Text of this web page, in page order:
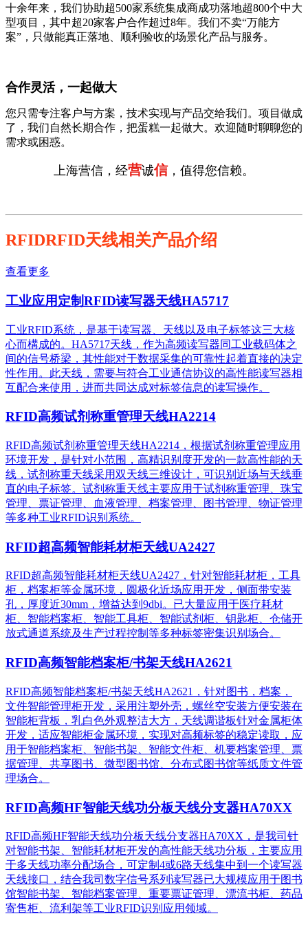
十余年来，我们协助超500家系统集成商成功落地超800个中大
型项目，其中超20家客户合作超过8年。我们不卖“万能方
案”，只做能真正落地、顺利验收的场景化产品与服务。
合作灵活，一起做大
您只需专注客户与方案，技术实现与产品交给我们。项目做成
了，我们自然长期合作，把蛋糕一起做大。欢迎随时聊聊您的
需求或困惑。
上海营信，经营诚信，值得您信赖。
RFIDRFID天线相关产品介绍
查看更多
工业应用定制RFID读写器天线HA5717
工业RFID系统，是基于读写器、天线以及电子标签这三大核
心而構成的。HA5717天线，作为高频读写器同工业载码体之
间的信号桥梁，其性能对于数据采集的可靠性起着直接的决定
性作用。此天线，需要与符合工业通信协议的高性能读写器相
互配合来使用，进而共同达成对标签信息的读写操作。
RFID高频试剂称重管理天线HA2214
RFID高频试剂称重管理天线HA2214，根据试剂称重管理应用
环境开发，是针对小范围，高精识别度开发的一款高性能的天
线，试剂称重天线采用双天线三维设计，可识别近场与天线垂
直的电子标签。试剂称重天线主要应用于试剂称重管理、珠宝
管理、票证管理、血液管理、档案管理、图书管理、物证管理
等多种工业RFID识别系统。
RFID超高频智能耗材柜天线UA2427
RFID超高频智能耗材柜天线UA2427，针对智能耗材柜，工具
柜，档案柜等金属环境，圆极化近场应用开发，侧面带安装
孔，厚度近30mm，增益达到9dbi。已大量应用于医疗耗材
柜、智能档案柜、智能工具柜、智能试剂柜、钥匙柜、仓储开
放式通道系统及生产过程控制等多种标签密集识别场合。
RFID高频智能档案柜/书架天线HA2621
RFID高频智能档案柜/书架天线HA2621，针对图书，档案，
文件智能管理柜开发，采用注塑外壳，螺丝空安装方便安装在
智能柜背板，乳白色外观整洁大方，天线调谐板针对金属柜体
开发，适应智能柜金属环境，实现对高频标签的稳定读取，应
用于智能档案柜、智能书架、智能文件柜、机要档案管理、票
据管理、共享图书、微型图书馆、分布式图书馆等纸质文件管
理场合。
RFID高频HF智能天线功分板天线分支器HA70XX
RFID高频HF智能天线功分板天线分支器HA70XX，是我司针
对智能书架、智能耗材柜开发的高性能天线功分板，主要应用
于多天线功率分配场合，可定制4或6路天线集中到一个读写器
天线接口，结合我司数字信号系列读写器已大规模应用于图书
馆智能书架、智能档案管理、重要票证管理、漂流书柜、药品
寄售柜、流利架等工业RFID识别应用领域。